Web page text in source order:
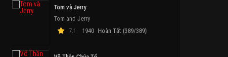
Tom và Jerry
Tom and Jerry
7.1
1940 Hoàn Tất (389/389)